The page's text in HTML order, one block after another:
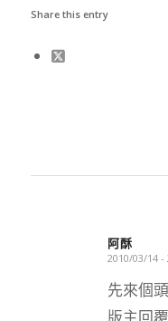
Share this entry
阿酥
says:
2010/03/14 -
先來個
版主回